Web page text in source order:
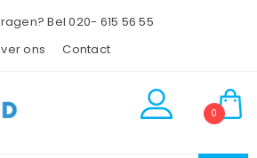
Bel 020- 615 56 55
ons
Contact
0